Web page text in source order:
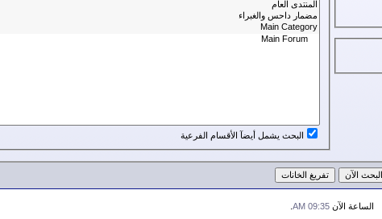
البحث يشمل أيضآ الأقسام الفرعية
الساعة الآن 09:35 AM